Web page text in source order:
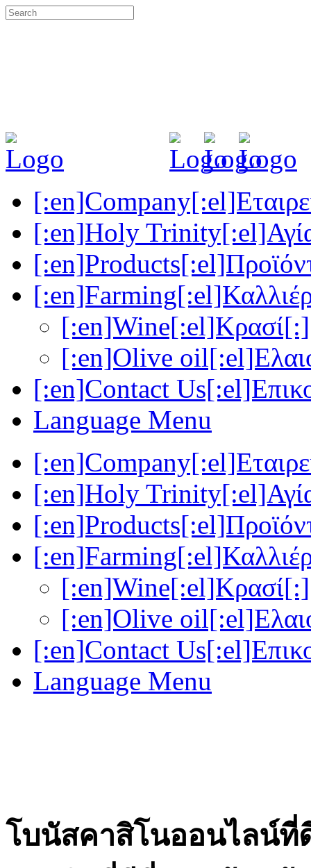
[:en]Holy
[:en]Wine[:el]Κρασί[:]
[:en]Olive
[:en]Contact
Language Menu
[:en]Holy
[:en]Wine[:el]Κρασί[:]
[:en]Olive
[:en]Contact
Language Menu
โบนัสคาสิโนออนไลน์ที่